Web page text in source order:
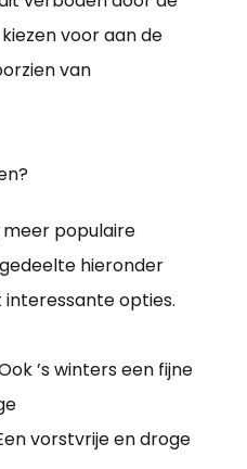
voor aan de
van
populaire
hieronder
opties.
’s winters een fijne
vorstvrije en droge